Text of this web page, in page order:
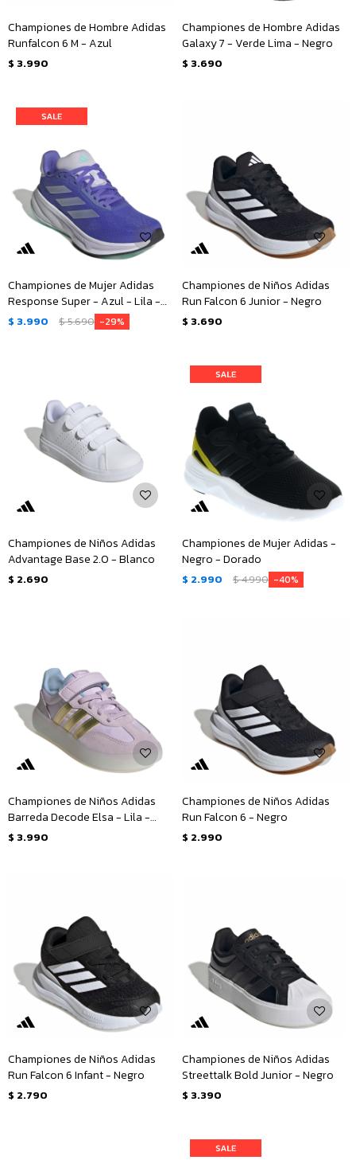
Championes de Hombre Adidas
Runfalcon 6 M - Azul
$ 3.990
Championes de Hombre Adidas
Galaxy 7 - Verde Lima - Negro
$ 3.690
Championes de Mujer Adidas
Response Super - Azul - Lila -
Plateado
$ 3.990 $5.690 29
Championes de Niños Adidas
Run Falcon 6 Junior - Negro
$ 3.690
Championes de Niños Adidas
Advantage Base 2.0 - Blanco
$ 2.690
Championes de Mujer Adidas -
Negro - Dorado
$ 2.990 $4.990 40
Championes de Niños Adidas
Barreda Decode Elsa - Lila -
Dorado
$ 3.990
Championes de Niños Adidas
Run Falcon 6 - Negro
$ 2.990
Championes de Niños Adidas
Run Falcon 6 Infant - Negro
$ 2.790
Championes de Niños Adidas
Streettalk Bold Junior - Negro
$ 3.390